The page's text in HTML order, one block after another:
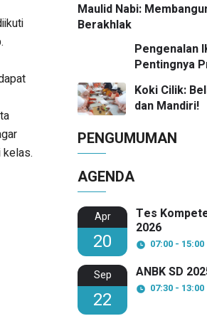
Maulid Nabi:
Berakhlak
Pengenalan
Pentingnya
Koki Cilik:
dan Mandiri!
PENGUMUMAN
AGENDA
Apr
20
Tes
2026
07:00 - 15:00
Sep
22
ANBK SD
07:30 - 13:00